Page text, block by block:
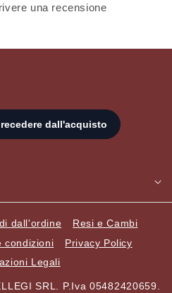
una recensione
dall'ordine
Resi e Cambi
condizioni
Privacy Policy
Legali
SRL. P.Iva 05482420659.